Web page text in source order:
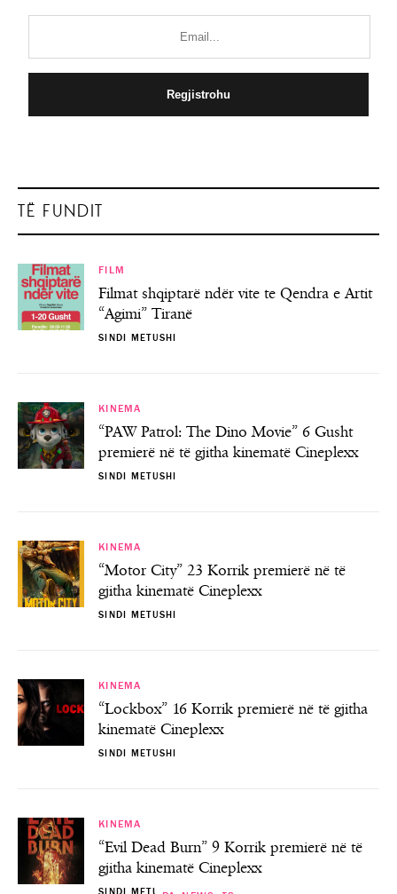
TË FUNDIT
FILM
Filmat shqiptarë ndër vite te Qendra e Artit
“Agimi” Tiranë
SINDI METUSHI
KINEMA
“PAW Patrol: The Dino Movie” 6 Gusht
premierë në të gjitha kinematë Cineplexx
SINDI METUSHI
KINEMA
“Motor City” 23 Korrik premierë në të
gjitha kinematë Cineplexx
SINDI METUSHI
KINEMA
“Lockbox” 16 Korrik premierë në të gjitha
kinematë Cineplexx
SINDI METUSHI
KINEMA
“Evil Dead Burn” 9 Korrik premierë në të
gjitha kinematë Cineplexx